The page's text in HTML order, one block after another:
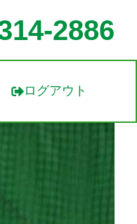
2886
ログアウト